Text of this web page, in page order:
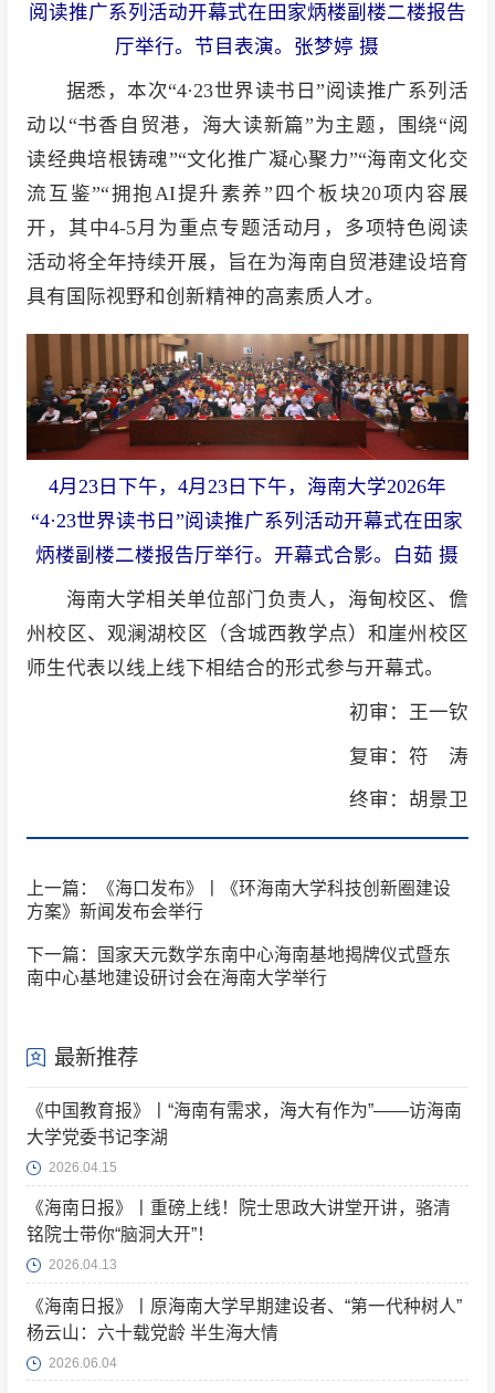
阅读推广系列活动开幕式在田家炳楼副楼二楼报告
厅举行。节目表演。张梦婷 摄
据悉，本次“4·23世界读书日”阅读推广系列活
动以“书香自贸港，海大读新篇”为主题，围绕“阅
读经典培根铸魂”“文化推广凝心聚力”“海南文化交
流互鉴”“拥抱AI提升素养”四个板块20项内容展
开，其中4-5月为重点专题活动月，多项特色阅读
活动将全年持续开展，旨在为海南自贸港建设培育
具有国际视野和创新精神的高素质人才。
4月23日下午，4月23日下午，海南大学2026年
“4·23世界读书日”阅读推广系列活动开幕式在田家
炳楼副楼二楼报告厅举行。开幕式合影。白茹 摄
海南大学相关单位部门负责人，海甸校区、儋
州校区、观澜湖校区（含城西教学点）和崖州校区
师生代表以线上线下相结合的形式参与开幕式。
初审：王一钦
复审：符 涛
终审：胡景卫
上一篇：《海口发布》丨《环海南大学科技创新圈建设
方案》新闻发布会举行
下一篇：国家天元数学东南中心海南基地揭牌仪式暨东
南中心基地建设研讨会在海南大学举行
最新推荐
《中国教育报》丨“海南有需求，海大有作为”——访海南
大学党委书记李湖
2026.04.15
《海南日报》丨重磅上线！院士思政大讲堂开讲，骆清
铭院士带你“脑洞大开”！
2026.04.13
《海南日报》丨原海南大学早期建设者、“第一代种树人”
杨云山：六十载党龄 半生海大情
2026.06.04